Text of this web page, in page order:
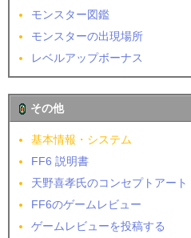
モンスター図鑑
モンスターの出現場所
レベルアップボーナス
その他
基本情報・システム
FF6 説明書
天野喜孝氏のコンセプトアート
FF6のゲームレビュー
ゲームレビューを投稿する